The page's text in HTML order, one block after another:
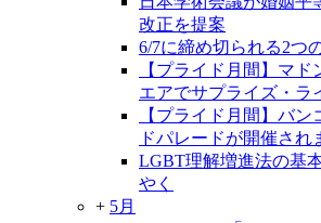
改正を提案
6/7に締め切られる2つ
【プライド月間】マ
エアでサプライズ・ラ
【プライド月間】バ
ドパレードが開催され
LGBT理解増進法の基
やく
+ 5月